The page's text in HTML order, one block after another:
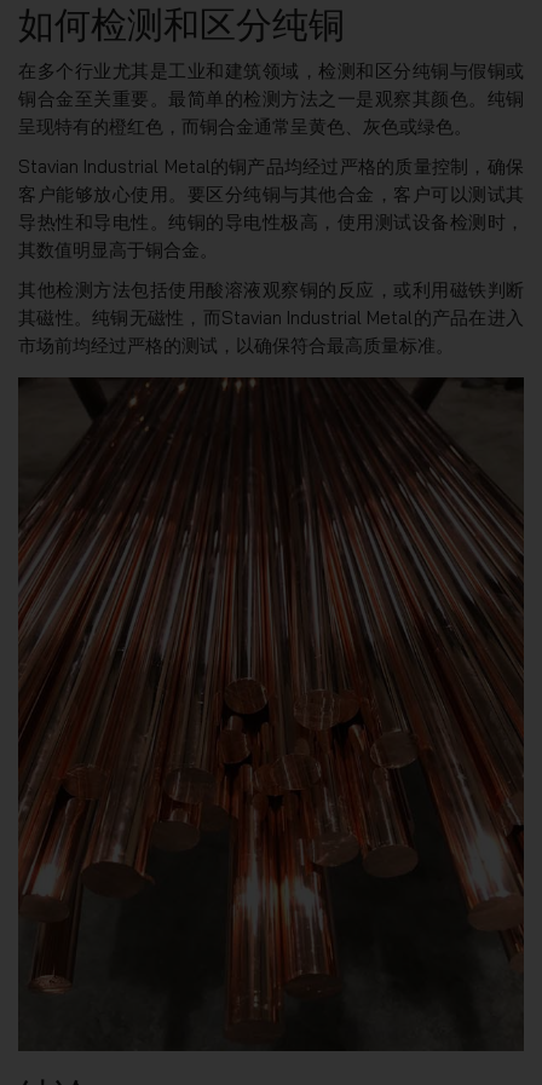
如何检测和区分纯铜
在多个行业尤其是工业和建筑领域，检测和区分纯铜与假铜或
铜合金至关重要。最简单的检测方法之一是观察其颜色。纯铜
呈现特有的橙红色，而铜合金通常呈黄色、灰色或绿色。
Stavian Industrial Metal的铜产品均经过严格的质量控制，确保
客户能够放心使用。要区分纯铜与其他合金，客户可以测试其
导热性和导电性。纯铜的导电性极高，使用测试设备检测时，
其数值明显高于铜合金。
其他检测方法包括使用酸溶液观察铜的反应，或利用磁铁判断
其磁性。纯铜无磁性，而Stavian Industrial Metal的产品在进入
市场前均经过严格的测试，以确保符合最高质量标准。